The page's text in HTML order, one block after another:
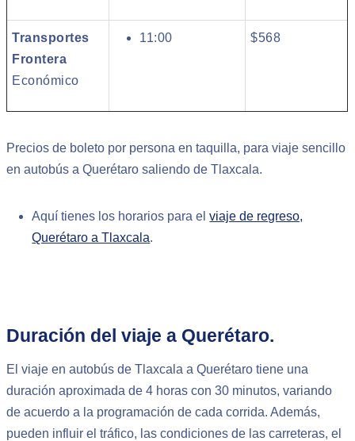
Transportes
Frontera
Económico
11:00 $568
Precios de boleto por persona en taquilla, para viaje sencillo
en autobús a Querétaro saliendo de Tlaxcala.
Aquí tienes los horarios para elviaje de regreso,
Querétaro a Tlaxcala.
Duración del viaje a Querétaro.
El viaje en autobús de Tlaxcala a Querétaro tiene una
duración aproximada de 4 horas con 30 minutos, variando
de acuerdo a la programación de cada corrida. Además,
pueden influir el tráfico, las condiciones de las carreteras, el